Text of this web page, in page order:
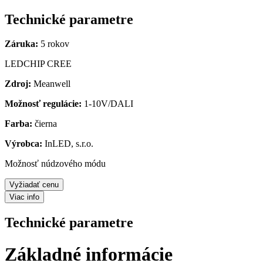
Technické parametre
Záruka: 5 rokov
LEDCHIP CREE
Zdroj: Meanwell
Možnosť regulácie: 1-10V/DALI
Farba: čierna
Výrobca: InLED, s.r.o.
Možnosť núdzového módu
Vyžiadať cenu
Viac info
Technické parametre
Základné informácie